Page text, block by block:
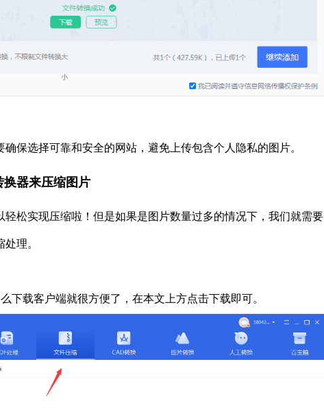
保选择可靠和安全的网站，避免上传包含个人隐私的图片。
器来压缩图片
松实现压缩啦！但是如果是图片数量过多的情况下，我们就需要
理。
下载客户端就很方便了，在本文上方点击下载即可。